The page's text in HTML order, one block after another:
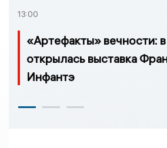
13:00
«Артефакты» вечности:
открылась выставка
Инфантэ